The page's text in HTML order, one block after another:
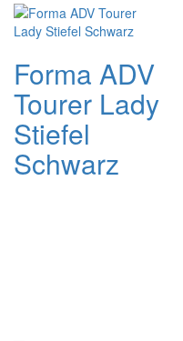
Forma ADV
Tourer Lady
Stiefel
Schwarz